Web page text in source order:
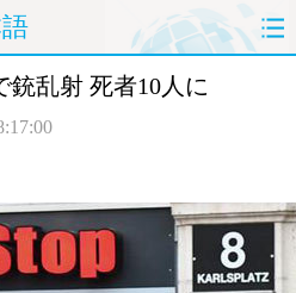
政治 経済
評論 写真
銃乱射 死者10人に